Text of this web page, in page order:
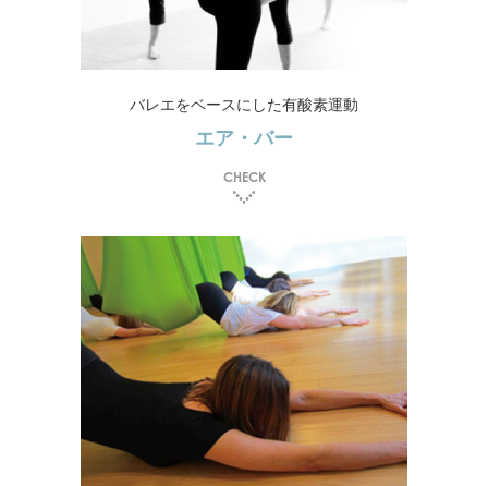
バレエをベースにした有酸素運動
エア・バー
CHECK